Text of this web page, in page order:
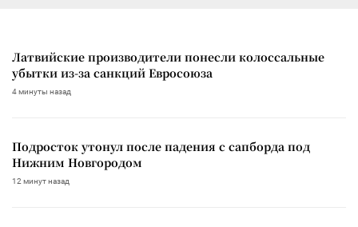
Латвийские производители понесли колоссальные
убытки из-за санкций Евросоюза
4 минуты назад
Подросток утонул после падения с сапборда под
Нижним Новгородом
12 минут назад